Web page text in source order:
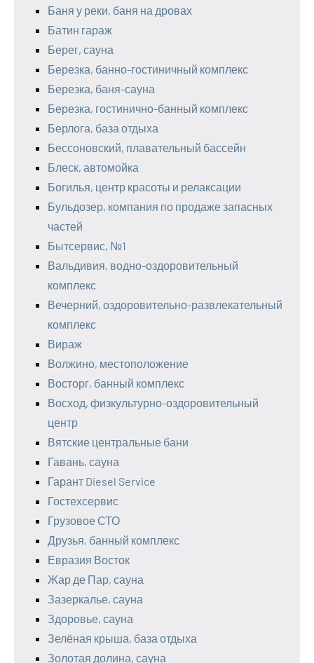
Баня у реки, баня на дровах
Батин гараж
Берег, сауна
Березка, банно-гостиничный комплекс
Березка, баня-сауна
Березка, гостинично-банный комплекс
Берлога, база отдыха
Бессоновский, плавательный бассейн
Блеск, автомойка
Богилья, центр красоты и релаксации
Бульдозер, компания по продаже запасных
частей
Бытсервис, №1
Вальдивия, водно-оздоровительный
комплекс
Вечерний, оздоровительно-развлекательный
комплекс
Вираж
Волжино, местоположение
Восторг, банный комплекс
Восход, физкультурно-оздоровительный
центр
Вятские центральные бани
Гавань, сауна
Гарант Diesel Service
Гостехсервис
Грузовое СТО
Друзья, банный комплекс
Евразия Восток
Жар де Пар, сауна
Зазеркалье, сауна
Здоровье, сауна
Зелёная крыша, база отдыха
Золотая долина, сауна